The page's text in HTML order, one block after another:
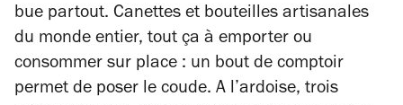
bue partout. Canettes et bouteilles artisanales
du monde entier, tout ça à emporter ou
consommer sur place : un bout de comptoir
permet de poser le coude. A l’ardoise, trois